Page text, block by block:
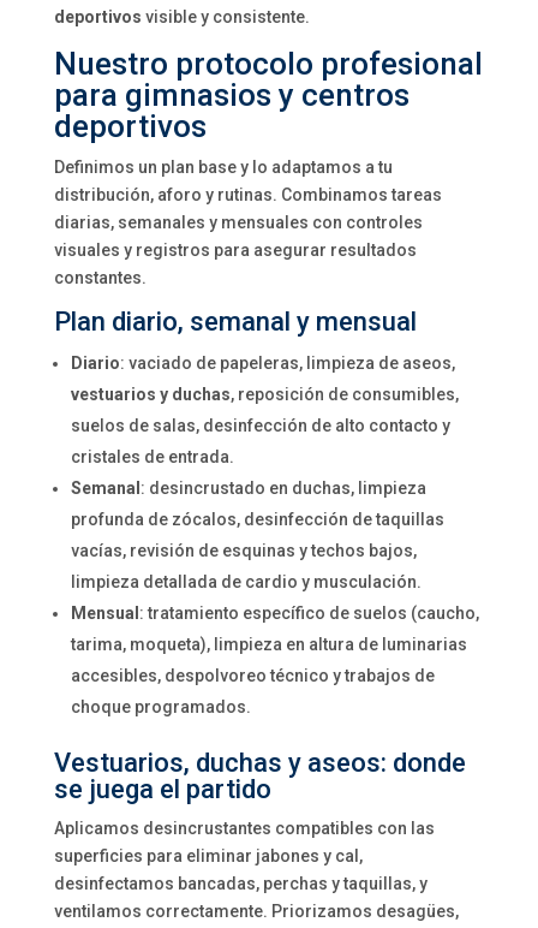
deportivos visible y consistente.
Nuestro protocolo profesional
para gimnasios y centros
deportivos
Definimos un plan base y lo adaptamos a tu
distribución, aforo y rutinas. Combinamos tareas
diarias, semanales y mensuales con controles
visuales y registros para asegurar resultados
constantes.
Plan diario, semanal y mensual
Diario: vaciado de papeleras, limpieza de aseos,
vestuarios y duchas, reposición de consumibles,
suelos de salas, desinfección de alto contacto y
cristales de entrada.
Semanal : desincrustado en duchas, limpieza
profunda de zócalos, desinfección de taquillas
vacías, revisión de esquinas y techos bajos,
limpieza detallada de cardio y musculación.
Mensual : tratamiento específico de suelos (caucho,
tarima, moqueta), limpieza en altura de luminarias
accesibles, despolvoreo técnico y trabajos de
choque programados.
Vestuarios, duchas y aseos: donde
se juega el partido
Aplicamos desincrustantes compatibles con las
superficies para eliminar jabones y cal,
desinfectamos bancadas, perchas y taquillas, y
ventilamos correctamente. Priorizamos desagües,